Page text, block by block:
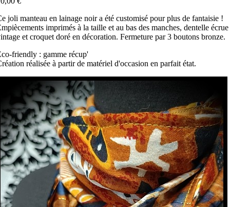
joli manteau en lainage noir a été customisé pour plus de fantaisie !
imprimés à la taille et au bas des manches, dentelle écrue
et croquet doré en décoration. Fermeture par 3 boutons bronze.
friendly : gamme récup'
réalisée à partir de matériel d'occasion en parfait état.